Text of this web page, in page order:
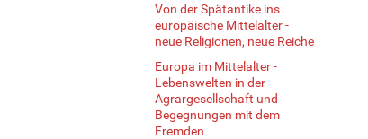
Von der Spätantike ins
europäische Mittelalter -
neue Religionen, neue Reiche
Europa im Mittelalter -
Lebenswelten in der
Agrargesellschaft und
Begegnungen mit dem
Fremden